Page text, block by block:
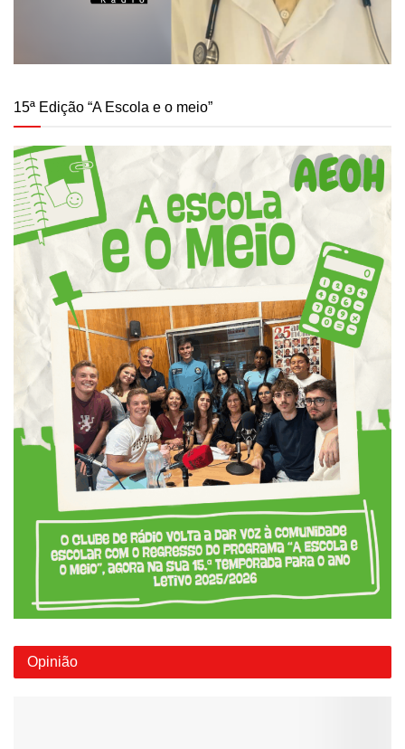
15ª Edição “A Escola e o meio”
Opinião